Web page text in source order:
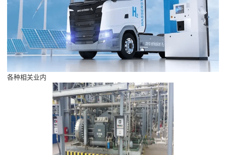
各种相关业内